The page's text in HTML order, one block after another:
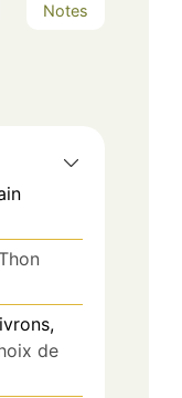
Notes
de